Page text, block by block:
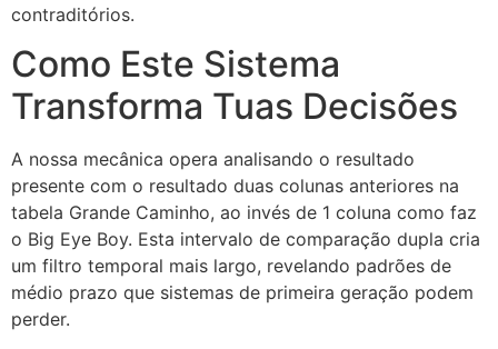
contraditórios.
Como Este Sistema
Transforma Tuas Decisões
A nossa mecânica opera analisando o resultado
presente com o resultado duas colunas anteriores na
tabela Grande Caminho, ao invés de 1 coluna como faz
o Big Eye Boy. Esta intervalo de comparação dupla cria
um filtro temporal mais largo, revelando padrões de
médio prazo que sistemas de primeira geração podem
perder.